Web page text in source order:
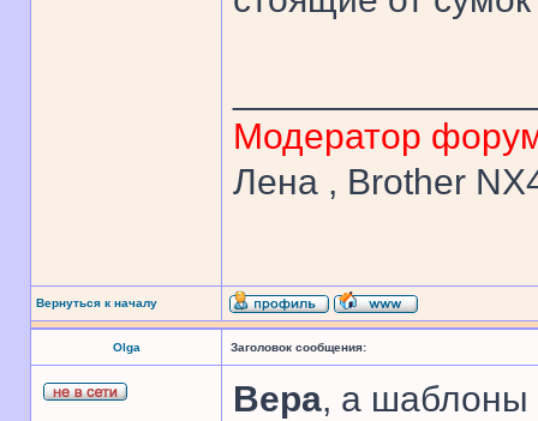
Модератор
Лена , Brother
Вернуться к началу
Olga Заголовок сообщения:
Вера, а шаблоны